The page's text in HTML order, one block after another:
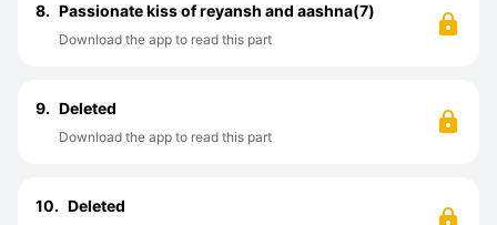
8. Passionate kiss of reyansh and aashna(7)
Download the app to read this part
9. Deleted
Download the app to read this part
10. Deleted